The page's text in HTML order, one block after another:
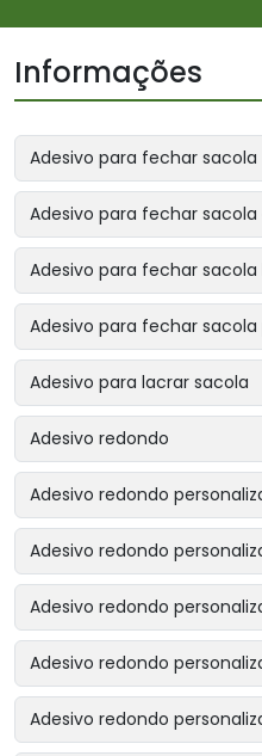
Informações
Adesivo para fechar sacola
Adesivo para fechar sacola
Adesivo para fechar
Adesivo para fechar sacola
Adesivo para lacrar sacola
Adesivo redondo
Adesivo redondo
Adesivo redondo
Adesivo redondo
Adesivo redondo
Adesivo redondo